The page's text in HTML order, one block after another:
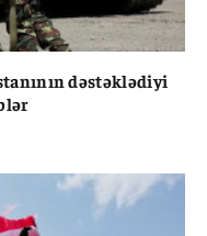
dəstəklədiyi